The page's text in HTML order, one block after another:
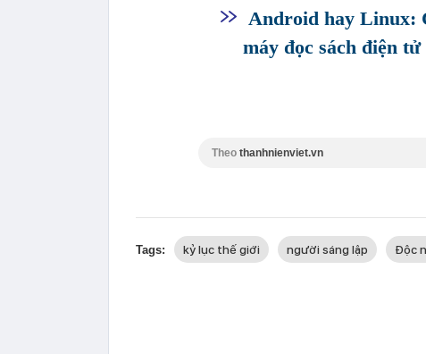
Android hay Linux:
máy đọc sách điện tử
Theo thanhnienviet.vn
Tags: kỷ lục thế giới người sáng lập Độc